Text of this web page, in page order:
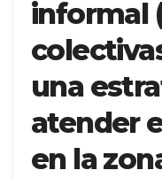
informal
una
atender
en la